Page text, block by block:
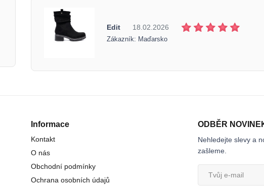
Edit 18.02.2026
Zákazník: Maďarsko
Informace
Kontakt
O nás
Obchodní podmínky
Ochrana osobních údajů
ODBĚR
Nehledejte slevy a
zašleme.